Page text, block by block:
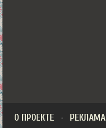
О ПРОЕКТЕ РЕКЛАМА